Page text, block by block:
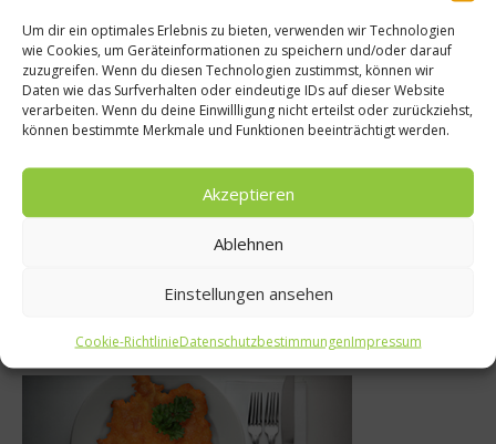
Um dir ein optimales Erlebnis zu bieten, verwenden wir Technologien
wie Cookies, um Geräteinformationen zu speichern und/oder darauf
zuzugreifen. Wenn du diesen Technologien zustimmst, können wir
Daten wie das Surfverhalten oder eindeutige IDs auf dieser Website
verarbeiten. Wenn du deine Einwillligung nicht erteilst oder zurückziehst,
können bestimmte Merkmale und Funktionen beeinträchtigt werden.
Akzeptieren
Ablehnen
Einstellungen ansehen
Cookie-RichtlinieDatenschutzbestimmungenImpressum
Gesundheit
zwischen
und
Fettsäuren
2018
Rezept :
Brezel